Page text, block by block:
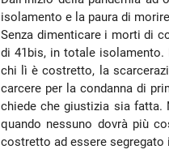
isolamento e la paura di
Senza dimenticare i morti di
di 41bis, in totale isolamento.
chi lì è costretto, la
carcere per la condanna di
chiede che giustizia sia fatta.
quando nessuno dovrà più
costretto ad essere